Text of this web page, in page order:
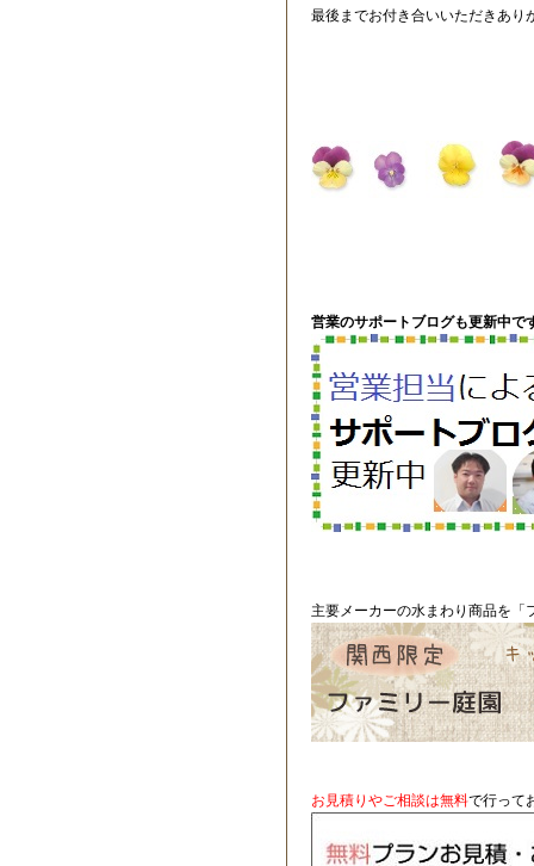
最後までお付き合いいただきあり
営業のサポートブログも更新中で
主要メーカーの水まわり商品を「
お見積りやご相談は無料で行って